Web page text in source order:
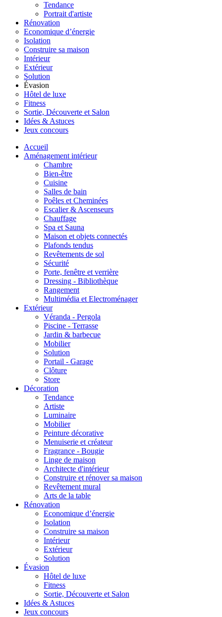
Tendance
Portrait d'artiste
Rénovation
Economique d’énergie
Isolation
Construire sa maison
Intérieur
Extérieur
Solution
Évasion
Hôtel de luxe
Fitness
Sortie, Découverte et Salon
Idées & Astuces
Jeux concours
Accueil
Aménagement intérieur
Chambre
Bien-être
Cuisine
Salles de bain
Poêles et Cheminées
Escalier & Ascenseurs
Chauffage
Spa et Sauna
Maison et objets connectés
Plafonds tendus
Revêtements de sol
Sécurité
Porte, fenêtre et verrière
Dressing - Bibliothèque
Rangement
Multimédia et Electroménager
Extérieur
Véranda - Pergola
Piscine - Terrasse
Jardin & barbecue
Mobilier
Solution
Portail - Garage
Clôture
Store
Décoration
Tendance
Artiste
Luminaire
Mobilier
Peinture décorative
Menuiserie et créateur
Fragrance - Bougie
Linge de maison
Architecte d'intérieur
Construire et rénover sa maison
Revêtement mural
Arts de la table
Rénovation
Economique d’énergie
Isolation
Construire sa maison
Intérieur
Extérieur
Solution
Évasion
Hôtel de luxe
Fitness
Sortie, Découverte et Salon
Idées & Astuces
Jeux concours